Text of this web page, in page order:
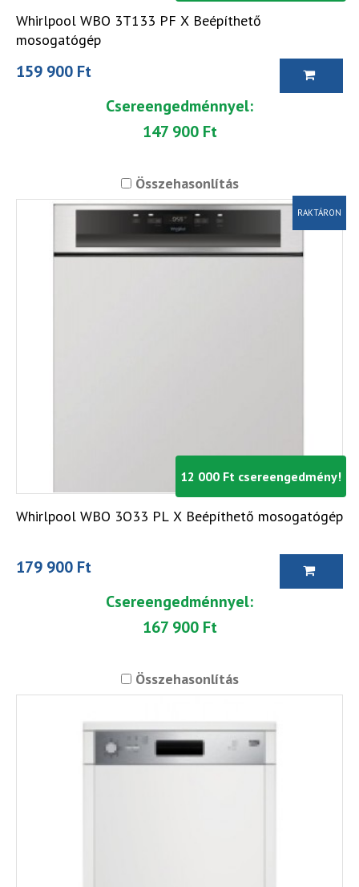
Whirlpool WBO 3T133 PF X Beépíthető
mosogatógép
159 900 Ft
Csereengedménnyel:
147 900 Ft
Összehasonlítás
12 000 Ft csereengedmény!
RAKTÁRON
Whirlpool WBO 3O33 PL X Beépíthető mosogatógép
179 900 Ft
Csereengedménnyel:
167 900 Ft
Összehasonlítás